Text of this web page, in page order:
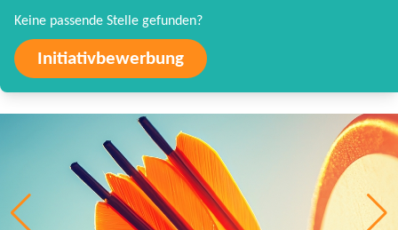
Keine passende Stelle gefunden?
Initiativbewerbung